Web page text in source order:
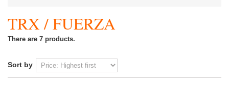
TRX / FUERZA
There are 7 products.
Sort by